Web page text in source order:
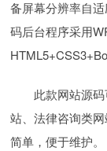
备屏幕分辨率自
码后台程序采用
此款网站源
站、法律咨询类
简单，便于维护。